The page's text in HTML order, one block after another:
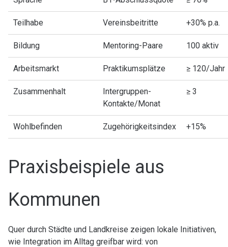
Teilhabe Vereinsbeitritte +30% p.a.
Bildung Mentoring-Paare 100 aktiv
Arbeitsmarkt Praktikumsplätze ≥ 120/Jahr
Zusammenhalt
Intergruppen-
Kontakte/Monat
≥ 3
Wohlbefinden Zugehörigkeitsindex +15%
Praxisbeispiele aus
Kommunen
Quer durch Städte und Landkreise zeigen lokale Initiativen,
wie Integration im Alltag greifbar wird: von